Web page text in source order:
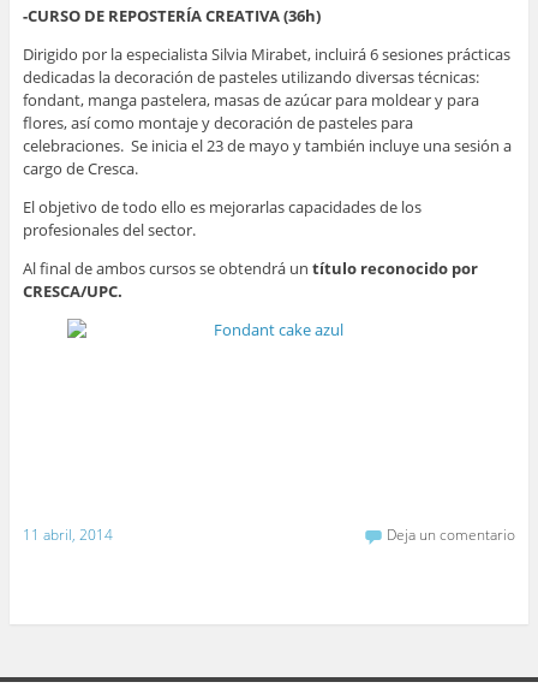
-CURSO DE REPOSTERÍA CREATIVA (36h)
Dirigido por la especialista Silvia Mirabet, incluirá 6 sesiones prácticas
dedicadas la decoración de pasteles utilizando diversas técnicas:
fondant, manga pastelera, masas de azúcar para moldear y para
flores, así como montaje y decoración de pasteles para
celebraciones. Se inicia el 23 de mayo y también incluye una sesión a
cargo de Cresca.
El objetivo de todo ello es mejorarlas capacidades de los
profesionales del sector.
Al final de ambos cursos se obtendrá un título reconocido por
CRESCA/UPC.
11 abril, 2014 Deja un comentario
Ver sitio completo